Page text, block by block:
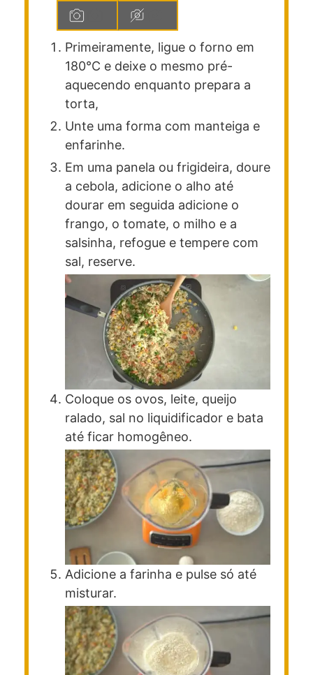
Primeiramente, ligue o forno em
180°C e deixe o mesmo pré-
aquecendo enquanto prepara a
torta,
Unte uma forma com manteiga e
enfarinhe.
Em uma panela ou frigideira, doure
a cebola, adicione o alho até
dourar em seguida adicione o
frango, o tomate, o milho e a
salsinha, refogue e tempere com
sal, reserve.
Coloque os ovos, leite, queijo
ralado, sal no liquidificador e bata
até ficar homogêneo.
Adicione a farinha e pulse só até
misturar.